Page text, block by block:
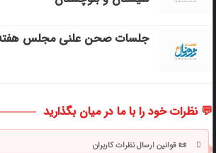
جلسات صحن علنی مجلس هفته
💬 نظرات خود را با ما در میان بگذارید
📜 قوانین ارسال نظرات کاربران